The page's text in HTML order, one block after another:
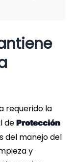
requerido la
deProtección
del manejo del
y